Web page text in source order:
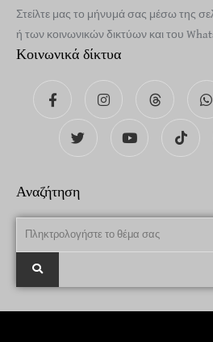
Στείλτε μας το μήνυμά σας μέσω της
ή των κοινωνικών δικτύων και του
Κοινωνικά δίκτυα
Αναζήτηση